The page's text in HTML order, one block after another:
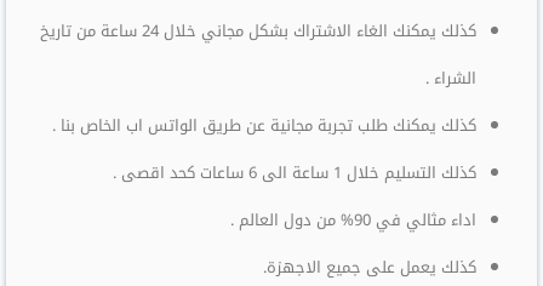
كذلك يمكنك الغاء الاشتراك بشكل مجاني خلال 24 ساعة من تاريخ
الشراء .
كذلك يمكنك طلب تجربة مجانية عن طريق الواتس اب الخاص بنا .
كذلك التسليم خلال 1 ساعة الى 6 ساعات كحد اقصى .
اداء مثالي في 90% من دول العالم .
كذلك يعمل على جميع الاجهزة.